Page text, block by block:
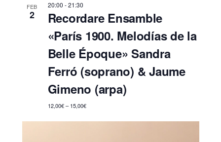
FEB
2
20:00 -21:30
Recordare Ensamble
«París 1900. Melodías de la
Belle Époque» Sandra
Ferró (soprano) & Jaume
Gimeno (arpa)
12,00€ – 15,00€